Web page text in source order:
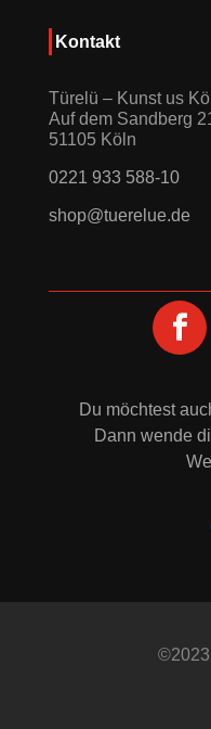
Kontakt
Türelü – Kunst us
Auf dem Sandberg
51105 Köln
0221 933 588-10
shop@tuerelue.de
Du möchtest
Dann wende